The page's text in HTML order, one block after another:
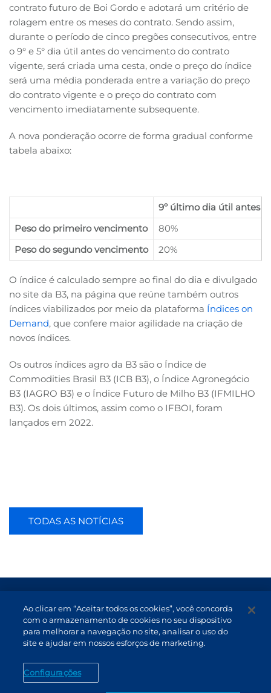
contrato futuro de Boi Gordo e adotará um critério de
rolagem entre os meses do contrato. Sendo assim,
durante o período de cinco pregões consecutivos, entre
o 9° e 5° dia útil antes do vencimento do contrato
vigente, será criada uma cesta, onde o preço do índice
será uma média ponderada entre a variação do preço
do contrato vigente e o preço do contrato com
vencimento imediatamente subsequente.
A nova ponderação ocorre de forma gradual conforme
tabela abaixo:
9º último dia útil antes
Peso do primeiro vencimento
80%
Peso do segundo vencimento
20%
O índice é calculado sempre ao final do dia e divulgado
no site da B3, na página que reúne também outros
índices viabilizados por meio da plataforma Índices on
Demand, que confere maior agilidade na criação de
novos índices.
Os outros índices agro da B3 são o Índice de
Commodities Brasil B3 (ICB B3), o Índice Agronegócio
B3 (IAGRO B3) e o Índice Futuro de Milho B3 (IFMILHO
B3). Os dois últimos, assim como o IFBOI, foram
lançados em 2022.
TODAS AS NOTÍCIAS
Atendimento
Canal de Denúncias
Ao clicar em “Aceitar todos os cookies”, você concorda
com o armazenamento de cookies no seu dispositivo
para melhorar a navegação no site, analisar o uso do
site e ajudar em nossos esforços de marketing.
Configurações